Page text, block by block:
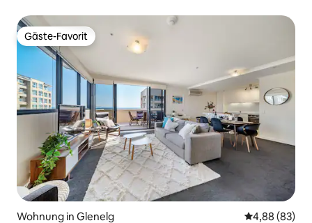
Gäste-Favorit
Gäste-Favorit
Wohnung in Glenelg
4,88 (83)